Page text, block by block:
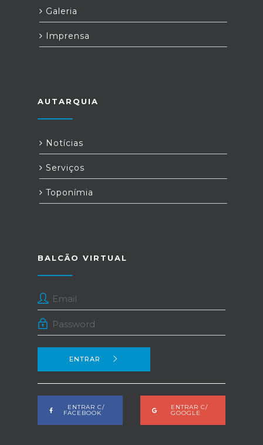
Galeria
Imprensa
AUTARQUIA
Notícias
Serviços
Toponímia
BALCÃO VIRTUAL
ENTRAR
ENTRAR C/
FACEBOOK
ENTRAR C/
GOOGLE